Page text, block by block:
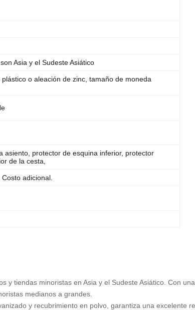
Asia y el Sudeste Asiático
o aleación de zinc, tamaño de moneda
asiento, protector de esquina inferior, protector
de la cesta,
adicional.
y tiendas minoristas en Asia y el Sudeste Asiático. Con
medianos a grandes.
y recubrimiento en polvo, garantiza una excelente